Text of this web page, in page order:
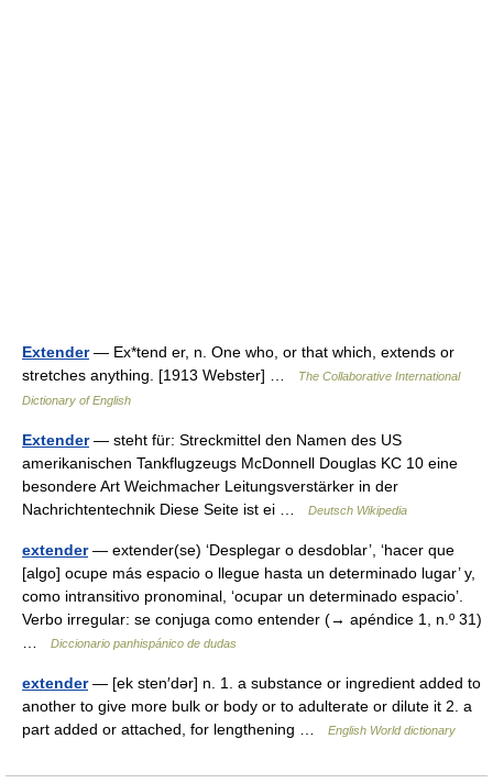
Extender— Ex*tend er, n. One who, or that which, extends or
stretches anything. [1913 Webster] …
The Collaborative International
Dictionary of English
Extender— steht für: Streckmittel den Namen des US
amerikanischen Tankflugzeugs McDonnell Douglas KC 10 eine
besondere Art Weichmacher Leitungsverstärker in der
Nachrichtentechnik Diese Seite ist ei …
Deutsch Wikipedia
extender— extender(se) ‘Desplegar o desdoblar’, ‘hacer que
[algo] ocupe más espacio o llegue hasta un determinado lugar’ y,
como intransitivo pronominal, ‘ocupar un determinado espacio’.
Verbo irregular: se conjuga como entender (→ apéndice 1, n.º 31)
Diccionario panhispánico de dudas
extender— [ek sten′dər] n. 1. a substance or ingredient added to
another to give more bulk or body or to adulterate or dilute it 2. a
part added or attached, for lengthening …
English World dictionary